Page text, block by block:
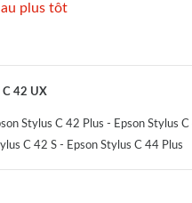
plus tôt
C 42 UX
Stylus C 42 Plus - Epson Stylus
C 42 S - Epson Stylus C 44 Plus